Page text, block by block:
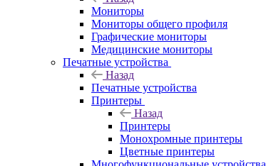
Мониторы
Мониторы общего профиля
Графические мониторы
Медицинские мониторы
Печатные устройства
Назад
Печатные устройства
Принтеры
Назад
Принтеры
Моноxромныe принтеры
Цвeтныe принтеры